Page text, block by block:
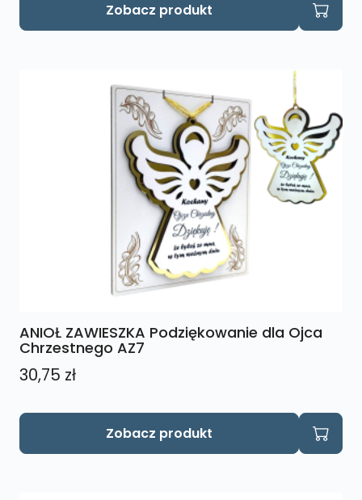
Zobacz produkt
ANIOŁ ZAWIESZKA Podziękowanie dla Ojca
Chrzestnego AZ7
30,75 zł
Zobacz produkt